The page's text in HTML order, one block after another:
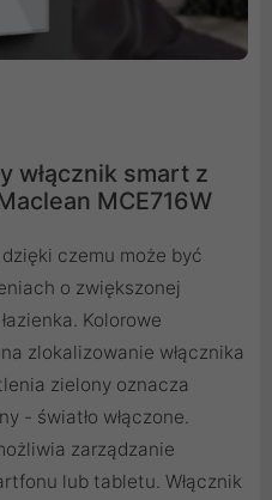
włącznik smart z
MCE716W
czemu może być
o zwiększonej
Kolorowe
zlokalizowanie włącznika
zielony oznacza
- światło włączone.
zarządzanie
lub tabletu. Włącznik